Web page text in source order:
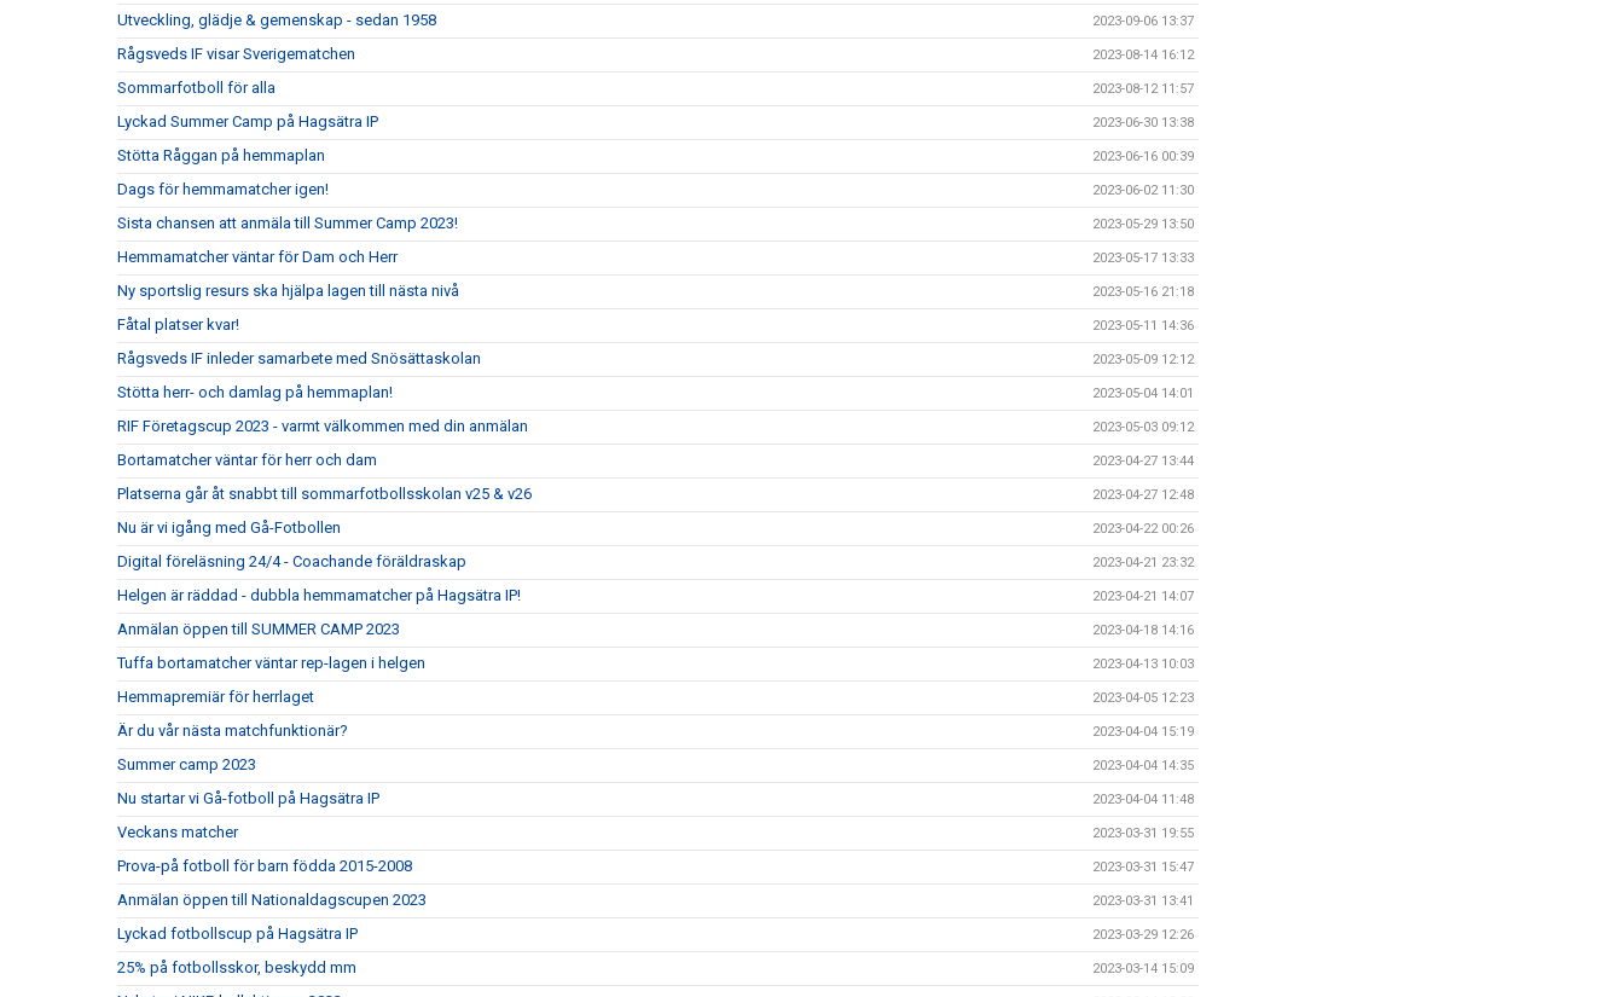
Utveckling, glädje & gemenskap - sedan 1958 2023-09-06 13:37
Rågsveds IF visar Sverigematchen 2023-08-14 16:12
Sommarfotboll för alla 2023-08-12 11:57
Lyckad Summer Camp på Hagsätra IP 2023-06-30 13:38
Stötta Råggan på hemmaplan 2023-06-16 00:39
Dags för hemmamatcher igen! 2023-06-02 11:30
Sista chansen att anmäla till Summer Camp 2023! 2023-05-29 13:50
Hemmamatcher väntar för Dam och Herr 2023-05-17 13:33
Ny sportslig resurs ska hjälpa lagen till nästa nivå 2023-05-16 21:18
Fåtal platser kvar! 2023-05-11 14:36
Rågsveds IF inleder samarbete med Snösättaskolan 2023-05-09 12:12
Stötta herr- och damlag på hemmaplan! 2023-05-04 14:01
RIF Företagscup 2023 - varmt välkommen med din anmälan 2023-05-03 09:12
Bortamatcher väntar för herr och dam 2023-04-27 13:44
Platserna går åt snabbt till sommarfotbollsskolan v25 & v26 2023-04-27 12:48
Nu är vi igång med Gå-Fotbollen 2023-04-22 00:26
Digital föreläsning 24/4 - Coachande föräldraskap 2023-04-21 23:32
Helgen är räddad - dubbla hemmamatcher på Hagsätra IP! 2023-04-21 14:07
Anmälan öppen till SUMMER CAMP 2023 2023-04-18 14:16
Tuffa bortamatcher väntar rep-lagen i helgen 2023-04-13 10:03
Hemmapremiär för herrlaget 2023-04-05 12:23
Är du vår nästa matchfunktionär? 2023-04-04 15:19
Summer camp 2023 2023-04-04 14:35
Nu startar vi Gå-fotboll på Hagsätra IP 2023-04-04 11:48
Veckans matcher 2023-03-31 19:55
Prova-på fotboll för barn födda 2015-2008 2023-03-31 15:47
Anmälan öppen till Nationaldagscupen 2023 2023-03-31 13:41
Lyckad fotbollscup på Hagsätra IP 2023-03-29 12:26
25% på fotbollsskor, beskydd mm 2023-03-14 15:09